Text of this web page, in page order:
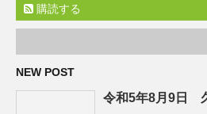
購読する
NEW POST
令和5年8月9日